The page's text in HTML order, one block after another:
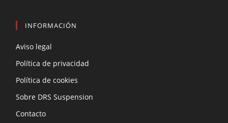
INFORMACIÓN
Aviso legal
Política de privacidad
Política de cookies
Sobre DRS Suspension
Contacto